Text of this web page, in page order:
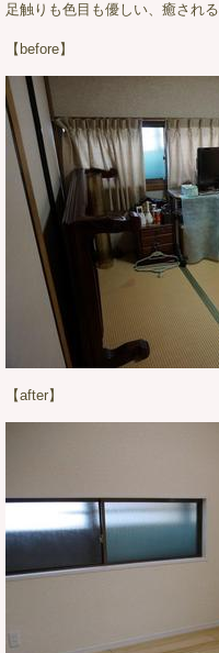
足触りも色目も優しい、癒され
【before】
【after】